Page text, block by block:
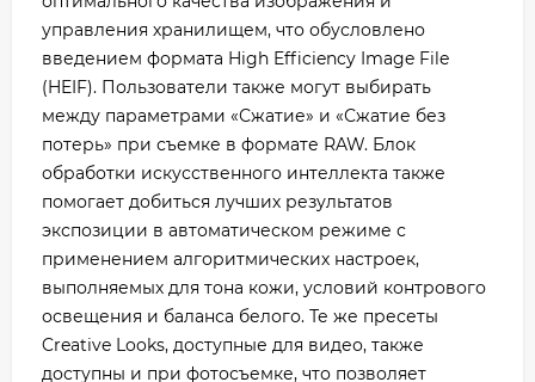
управления хранилищем, что обусловлено
введением формата High Efficiency Image File
(HEIF). Пользователи также могут выбирать
между параметрами «Сжатие» и «Сжатие без
потерь» при съемке в формате RAW. Блок
обработки искусственного интеллекта также
помогает добиться лучших результатов
экспозиции в автоматическом режиме с
применением алгоритмических настроек,
выполняемых для тона кожи, условий контрового
освещения и баланса белого. Те же пресеты
Creative Looks, доступные для видео, также
доступны и при фотосъемке, что позволяет